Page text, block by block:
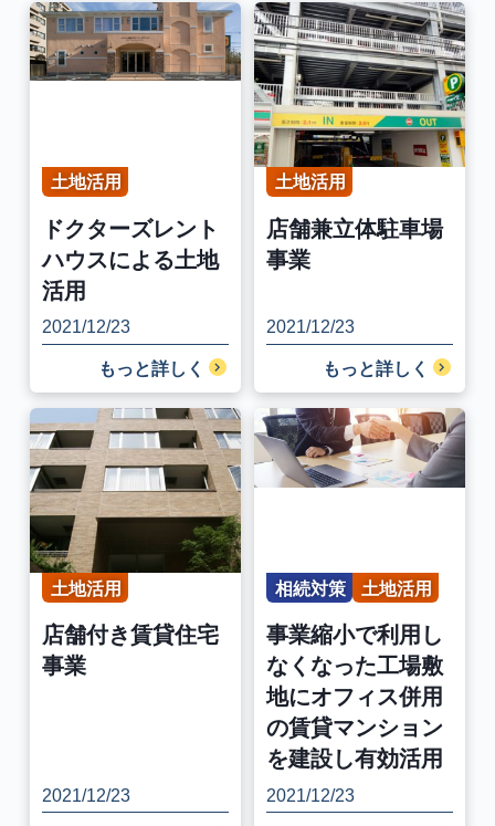
土地活用
ドクターズレント
ハウスによる土地
活用
2021/12/23
もっと詳しく
土地活用
店舗兼立体駐車場
事業
2021/12/23
もっと詳しく
土地活用
店舗付き賃貸住宅
事業
2021/12/23
相続対策 土地活用
事業縮小で利用し
なくなった工場敷
地にオフィス併用
の賃貸マンション
を建設し有効活用
2021/12/23